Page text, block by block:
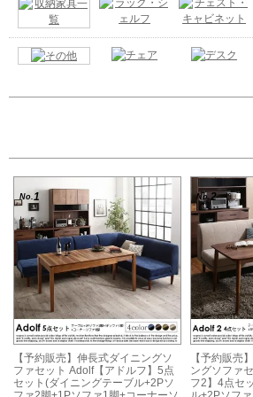
No. 1
【予約販売】伸長式ダイニングソ
ファセット Adolf【アドルフ】5点
セット(ダイニングテーブル+2Pソ
No.2
【予約販売
ングソファ
フ2】4点セ